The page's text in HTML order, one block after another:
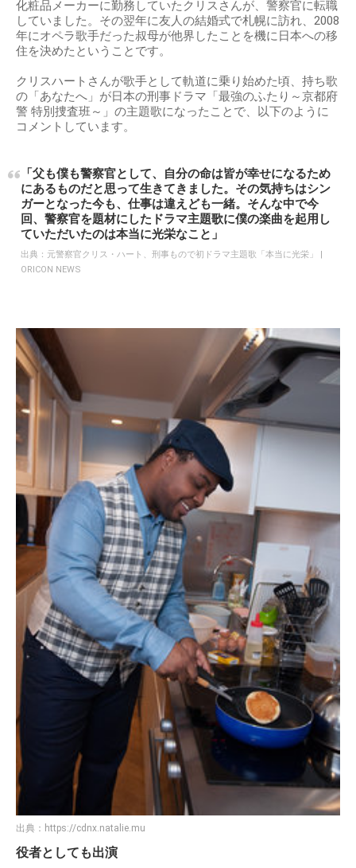
化粧品メーカーに勤務していたクリスさんが、警察官に転職
していました。その翌年に友人の結婚式で札幌に訪れ、2008
年にオペラ歌手だった叔母が他界したことを機に日本への移
住を決めたということです。
クリスハートさんが歌手として軌道に乗り始めた頃、持ち歌
の「あなたへ」が日本の刑事ドラマ「最強のふたり～京都府
警 特別捜査班～」の主題歌になったことで、以下のように
コメントしています。
「父も僕も警察官として、自分の命は皆が幸せになるため
にあるものだと思って生きてきました。その気持ちはシン
ガーとなった今も、仕事は違えども一緒。そんな中で今
回、警察官を題材にしたドラマ主題歌に僕の楽曲を起用し
ていただいたのは本当に光栄なこと」
出典： 元警察官クリス・ハート、刑事もので初ドラマ主題歌「本当に光栄」 |
ORICON NEWS
出典： https://cdnx.natalie.mu
役者としても出演